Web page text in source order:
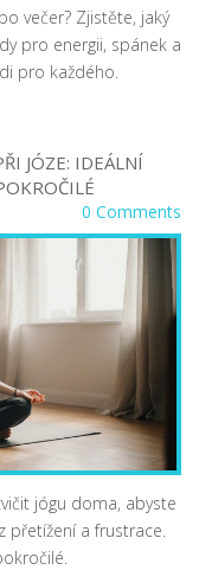
večer? Zjistěte, jaký
pro energii, spánek a
pro každého.
JÓZE: IDEÁLNÍ
0 Comments
jógu doma, abyste
přetížení a frustrace.